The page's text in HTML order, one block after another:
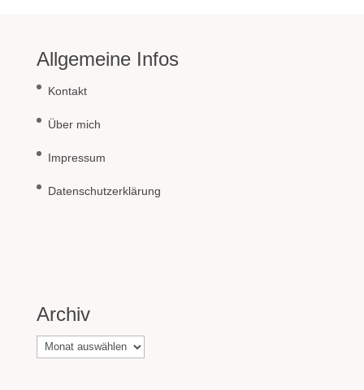
Allgemeine Infos
Kontakt
Über mich
Impressum
Datenschutzerklärung
Archiv
Archiv